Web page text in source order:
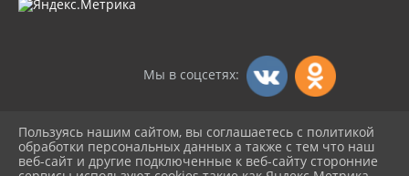
Мы в соцсетях:
2026 г. dksambek.ru
Вход
Пользуясь нашим сайтом, вы соглашаетесь с политикой
обработки персональных данных а также с тем что наш
веб-сайт и другие подключенные к веб-сайту сторонние